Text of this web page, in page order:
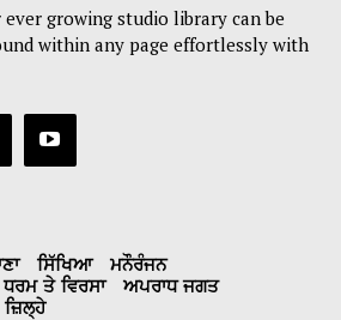
growing studio library can be
within any page effortlessly with
ਸਿੱਖਿਆ
ਮਨੌਰੰਜਨ
ਧਰਮ ਤੇ ਵਿਰਸਾ
ਅਪਰਾਧ ਜਗਤ
ਜ਼ਿਲ੍ਹੇ